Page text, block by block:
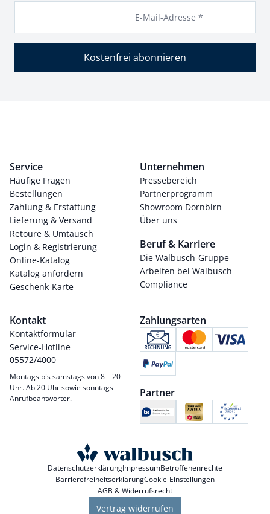
E-Mail-Adresse *
Kostenfrei abonnieren
Service
Häufige Fragen
Bestellungen
Zahlung & Erstattung
Lieferung & Versand
Retoure & Umtausch
Login & Registrierung
Online-Katalog
Katalog anfordern
Geschenk-Karte
Unternehmen
Pressebereich
Partnerprogramm
Showroom Dornbirn
Über uns
Beruf & Karriere
Die Walbusch-Gruppe
Arbeiten bei Walbusch
Compliance
Kontakt
Kontaktformular
Service-Hotline
05572/4000
Montags bis samstags von 8 – 20
Uhr. Ab 20 Uhr sowie sonntags
Anrufbeantworter.
Zahlungsarten
Partner
DatenschutzerklärungImpressumBetroffenenrechte
BarrierefreiheitserklärungCookie-Einstellungen
AGB & Widerrufsrecht
Vertrag widerrufen